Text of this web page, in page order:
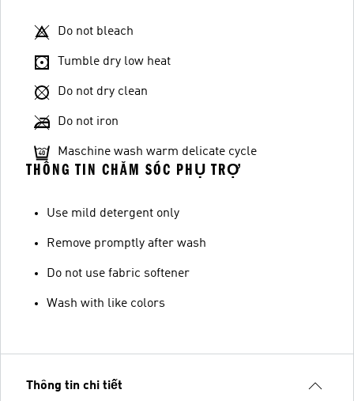
Do not bleach
Tumble dry low heat
Do not dry clean
Do not iron
Maschine wash warm delicate cycle
THÔNG TIN CHĂM SÓC PHỤ TRỢ
Use mild detergent only
Remove promptly after wash
Do not use fabric softener
Wash with like colors
Thông tin chi tiết